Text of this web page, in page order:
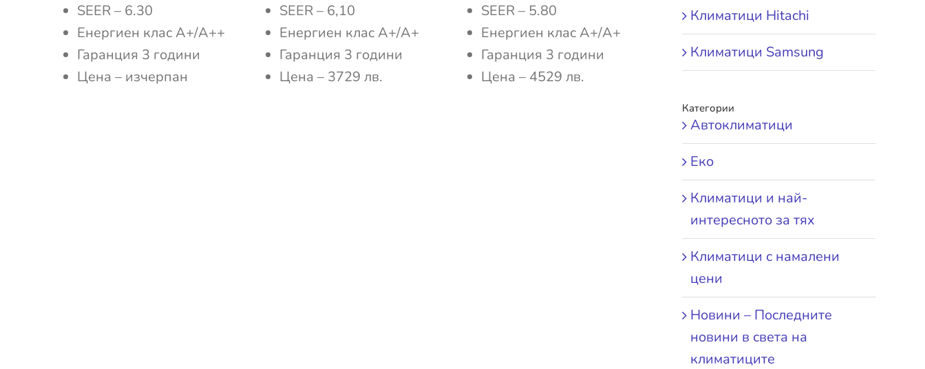
SEER – 6.30
Енергиен клас А+/А++
Гаранция 3 години
Цена – изчерпан
SEER – 6,10
Енергиен клас А+/А+
Гаранция 3 години
Цена – 3729 лв.
SEER – 5.80
Енергиен клас А+/А+
Гаранция 3 години
Цена – 4529 лв.
Климатици Hitachi
Климатици Samsung
Категории
Автоклиматици
Еко
Климатици и най-
интересното за тях
Климатици с намалени
цени
Новини – Последните
новини в света на
климатиците